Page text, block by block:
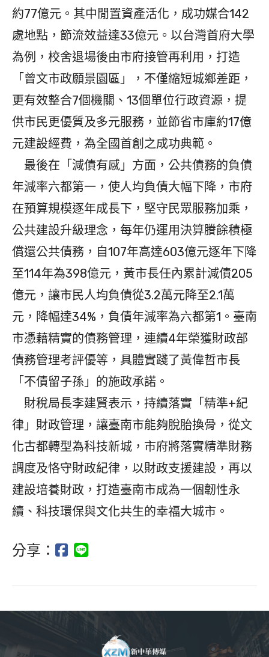
約77億元。其中閒置資產活化，成功媒合142
處地點，節流效益達33億元。以台灣首府大學
為例，校舍退場後由市府接管再利用，打造
「曾文市政願景園區」，不僅縮短城鄉差距，
更有效整合7個機關、13個單位行政資源，提
供市民更優質及多元服務，並節省市庫約17億
元建設經費，為全國首創之成功典範。
最後在「減債有感」方面，公共債務的負債
年減率六都第一，使人均負債大幅下降，市府
在預算規模逐年成長下，堅守民眾服務加乘，
公共建設升級理念，每年仍運用決算賸餘積極
償還公共債務，自107年高達603億元逐年下降
至114年為398億元，黃市長任內累計減債205
億元，讓市民人均負債從3.2萬元降至2.1萬
元，降幅達34%，負債年減率為六都第1。臺南
市憑藉精實的債務管理，連續4年榮獲財政部
債務管理考評優等，具體實踐了黃偉哲市長
「不債留子孫」的施政承諾。
財稅局長李建賢表示，持續落實「精準+紀
律」財政管理，讓臺南市能夠脫胎換骨，從文
化古都轉型為科技新城，市府將落實精準財務
調度及恪守財政紀律，以財政支援建設，再以
建設培養財政，打造臺南市成為一個韌性永
續、科技環保與文化共生的幸福大城市。
分享：